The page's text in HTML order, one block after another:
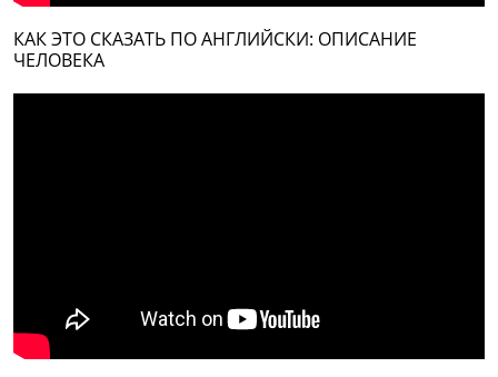
КАК ЭТО СКАЗАТЬ ПО АНГЛИЙСКИ: ОПИСАНИЕ
ЧЕЛОВЕКА